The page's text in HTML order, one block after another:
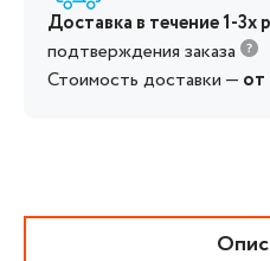
Доставка в течение 1-3х
подтверждения заказа
Стоимость доставки — от